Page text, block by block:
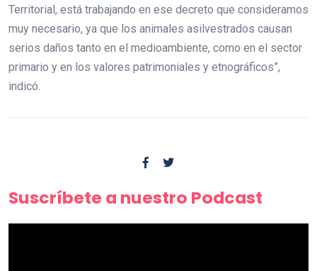
Territorial, está trabajando en ese decreto que consideramos
muy necesario, ya que los animales asilvestrados causan
serios daños tanto en el medioambiente, como en el sector
primario y en los valores patrimoniales y etnográficos”,
indicó.
Suscríbete a nuestro Podcast